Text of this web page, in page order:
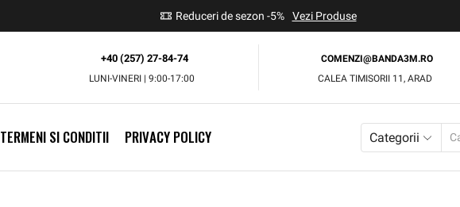
Reduceri de sezon -5% Vezi Produse
+40 (257) 27-84-74
LUNI-VINERI | 9:00-17:00
COMENZI@BANDA3M.RO
CALEA TIMISORII 11, ARAD
TERMENI SI CONDITII PRIVACY POLICY Categorii